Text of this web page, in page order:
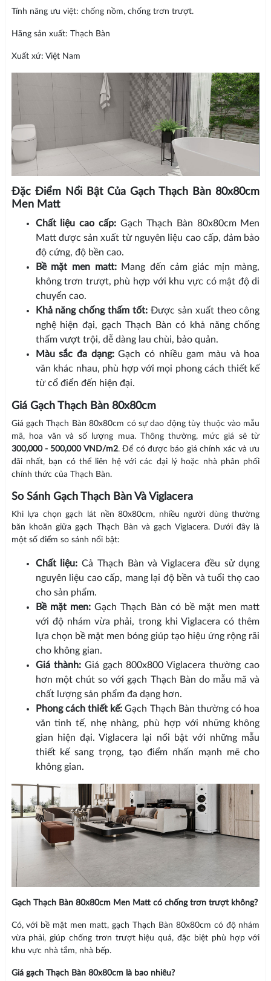
Tính năng ưu việt: chống nồm, chống trơn trượt.
Hãng sản xuất: Thạch Bàn
Xuất xứ: Việt Nam
Đặc Điểm Nổi Bật Của Gạch Thạch Bàn 80x80cm
Men Matt
Chất liệu cao cấp:Gạch Thạch Bàn 80x80cm Men
Matt được sản xuất từ nguyên liệu cao cấp, đảm bảo
độ cứng, độ bền cao.
Bề mặt men matt:Mang đến cảm giác mịn màng,
không trơn trượt, phù hợp với khu vực có mật độ di
chuyển cao.
Khả năng chống thấm tốt: Được sản xuất theo công
nghệ hiện đại, gạch Thạch Bàn có khả năng chống
thấm vượt trội, dễ dàng lau chùi, bảo quản.
Màu sắc đa dạng:Gạch có nhiều gam màu và hoa
văn khác nhau, phù hợp với mọi phong cách thiết kế
từ cổ điển đến hiện đại.
Giá Gạch Thạch Bàn 80x80cm
Giá gạch Thạch Bàn 80x80cm có sự dao động tùy thuộc vào mẫu
mã, hoa văn và số lượng mua. Thông thường, mức giá sẽ từ
300,000 - 500,000 VND/m2. Để có được báo giá chính xác và ưu
đãi nhất, bạn có thể liên hệ với các đại lý hoặc nhà phân phối
chính thức của Thạch Bàn.
So Sánh Gạch Thạch Bàn Và Viglacera
Khi lựa chọn gạch lát nền 80x80cm, nhiều người dùng thường
băn khoăn giữa gạch Thạch Bàn và gạch Viglacera. Dưới đây là
một số điểm so sánh nổi bật:
Chất liệu: Cả Thạch Bàn và Viglacera đều sử dụng
nguyên liệu cao cấp, mang lại độ bền và tuổi thọ cao
cho sản phẩm.
Bề mặt men:Gạch Thạch Bàn có bề mặt men matt
với độ nhám vừa phải, trong khi Viglacera có thêm
lựa chọn bề mặt men bóng giúp tạo hiệu ứng rộng rãi
cho không gian.
Giá thành:Giá gạch 800x800 Viglacera thường cao
hơn một chút so với gạch Thạch Bàn do mẫu mã và
chất lượng sản phẩm đa dạng hơn.
Phong cách thiết kế: Gạch Thạch Bàn thường có hoa
văn tinh tế, nhẹ nhàng, phù hợp với những không
gian hiện đại. Viglacera lại nổi bật với những mẫu
thiết kế sang trọng, tạo điểm nhấn mạnh mẽ cho
không gian.
Gạch Thạch Bàn 80x80cm Men Matt có chống trơn trượt không?
Có, với bề mặt men matt, gạch Thạch Bàn 80x80cm có độ nhám
vừa phải, giúp chống trơn trượt hiệu quả, đặc biệt phù hợp với
khu vực nhà tắm, nhà bếp.
Giá gạch Thạch Bàn 80x80cm là bao nhiêu?